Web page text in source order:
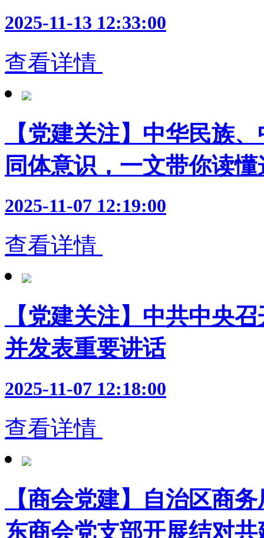
2025-11-13 12:33:00
查看详情
【党建关注】中华民族
同体意识，一文带你读
2025-11-07 12:19:00
查看详情
【党建关注】中共中央
并发表重要讲话
2025-11-07 12:18:00
查看详情
【商会党建】自治区商
东商会党支部开展结对